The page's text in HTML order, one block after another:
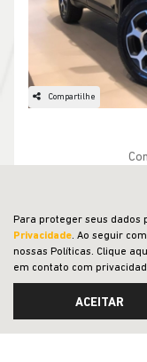
Compartilhe
0 km
Para proteger seus dados
Privacidade. Ao seguir
nossas Políticas. Clique
em contato com
ACEITAR